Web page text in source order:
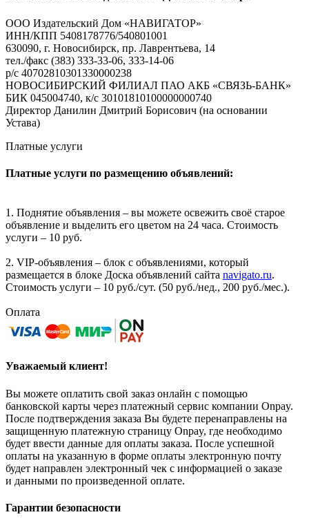
ООО Издательский Дом «НАВИГАТОР»
ИНН/КПП 5408178776/540801001
630090, г. Новосибирск, пр. Лаврентьева, 14
тел./факс (383) 333-33-06, 333-14-06
р/с 40702810301330000238
НОВОСИБИРСКИЙ ФИЛИАЛ ПАО АКБ «СВЯЗЬ-БАНК»
БИК 045004740, к/с 30101810100000000740
Директор Данилин Дмитрий Борисович (на основании
Устава)
Платные услуги
Платные услуги по размещению объявлений:
1. Поднятие объявления – вы можете освежить своё старое
объявление и выделить его цветом на 24 часа. Стоимость
услуги – 10 руб.
2. VIP-объявления – блок с объявлениями, который
размещается в блоке Доска объявлений сайта navigato.ru.
Стоимость услуги – 10 руб./сут. (50 руб./нед., 200 руб./мес.).
Оплата
Уважаемый клиент!
Вы можете оплатить свой заказ онлайн с помощью
банковской карты через платежный сервис компании Onpay.
После подтверждения заказа Вы будете перенаправлены на
защищенную платежную страницу Onpay, где необходимо
будет ввести данные для оплаты заказа. После успешной
оплаты на указанную в форме оплаты электронную почту
будет направлен электронный чек с информацией о заказе
и данными по произведенной оплате.
Гарантии безопасности